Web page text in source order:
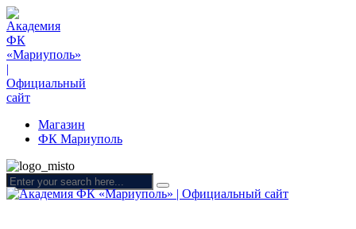
Магазин
ФК Мариуполь